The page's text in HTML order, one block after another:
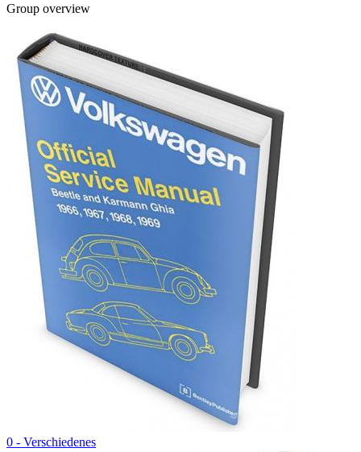
Group overview
0 - Verschiedenes